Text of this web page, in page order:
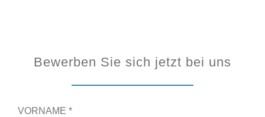
Bewerben Sie sich jetzt bei uns
VORNAME *